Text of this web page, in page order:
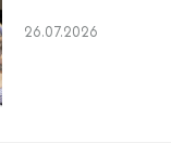
26.07.2026